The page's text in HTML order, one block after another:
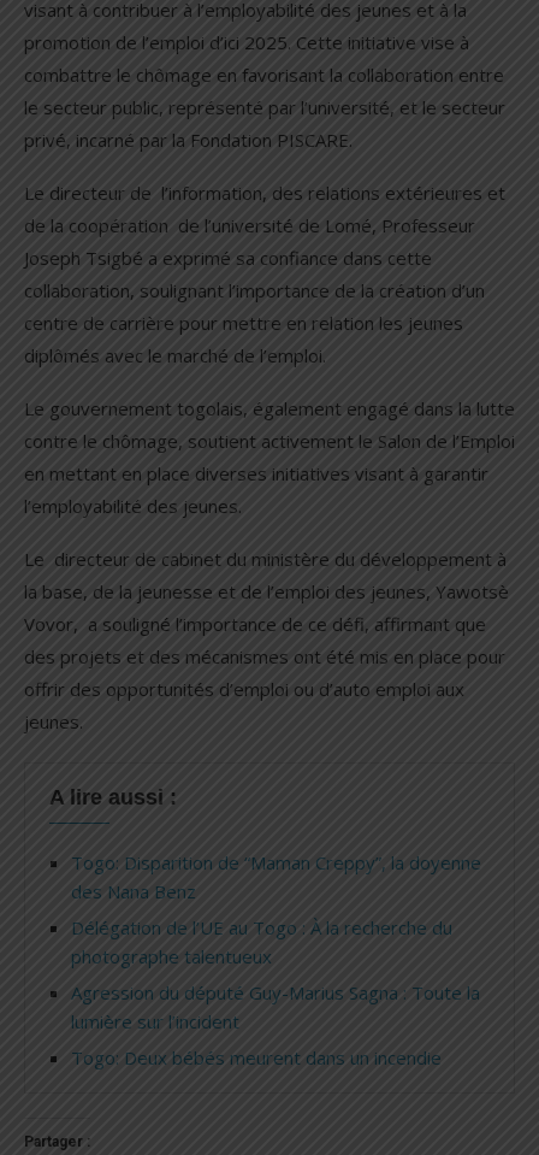
visant à contribuer à l’employabilité des jeunes et à la
promotion de l’emploi d’ici 2025. Cette initiative vise à
combattre le chômage en favorisant la collaboration entre
le secteur public, représenté par l’université, et le secteur
privé, incarné par la Fondation PISCARE.
Le directeur de l’information, des relations extérieures et
de la coopération de l’université de Lomé, Professeur
Joseph Tsigbé a exprimé sa confiance dans cette
collaboration, soulignant l’importance de la création d’un
centre de carrière pour mettre en relation les jeunes
diplômés avec le marché de l’emploi.
Le gouvernement togolais, également engagé dans la lutte
contre le chômage, soutient activement le Salon de l’Emploi
en mettant en place diverses initiatives visant à garantir
l’employabilité des jeunes.
Le directeur de cabinet du ministère du développement à
la base, de la jeunesse et de l’emploi des jeunes, Yawotsè
Vovor, a souligné l’importance de ce défi, affirmant que
des projets et des mécanismes ont été mis en place pour
offrir des opportunités d’emploi ou d’auto emploi aux
jeunes.
A lire aussi :
Togo: Disparition de “Maman Creppy”, la doyenne
des Nana Benz
Délégation de l’UE au Togo : À la recherche du
photographe talentueux
Agression du député Guy-Marius Sagna : Toute la
lumière sur l’incident
Togo: Deux bébés meurent dans un incendie
Partager :